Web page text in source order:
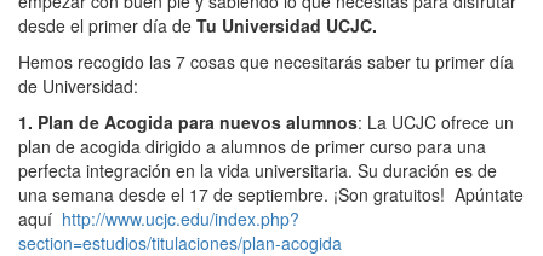
desde el primer día de Tu Universidad UCJC.
Hemos recogido las 7 cosas que necesitarás saber tu primer día
de Universidad:
1. Plan de Acogida para nuevos alumnos: La UCJC ofrece un
plan de acogida dirigido a alumnos de primer curso para una
perfecta integración en la vida universitaria. Su duración es de
una semana desde el 17 de septiembre. ¡Son gratuitos! Apúntate
aquí http://www.ucjc.edu/index.php?
section=estudios/titulaciones/plan-acogida